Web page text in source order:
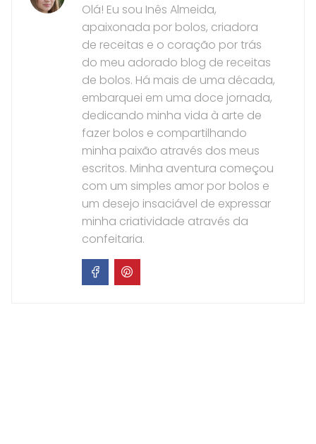
Olá! Eu sou Inês Almeida,
apaixonada por bolos, criadora
de receitas e o coração por trás
do meu adorado blog de receitas
de bolos. Há mais de uma década,
embarquei em uma doce jornada,
dedicando minha vida à arte de
fazer bolos e compartilhando
minha paixão através dos meus
escritos. Minha aventura começou
com um simples amor por bolos e
um desejo insaciável de expressar
minha criatividade através da
confeitaria.